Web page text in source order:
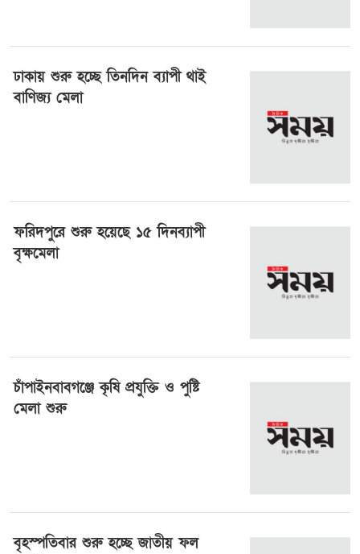
ঢাকায় শুরু হচ্ছে তিনদিন ব্যাপী থাই
বাণিজ্য মেলা
ফরিদপুরে শুরু হয়েছে ১৫ দিনব্যাপী
বৃক্ষমেলা
চাঁপাইনবাবগঞ্জে কৃষি প্রযুক্তি ও পুষ্টি
মেলা শুরু
বৃহস্পতিবার শুরু হচ্ছে জাতীয় ফল